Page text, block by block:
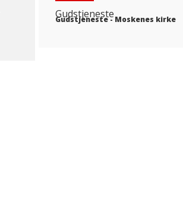
Gudstjeneste
Gudstjeneste-Moskenes kirke